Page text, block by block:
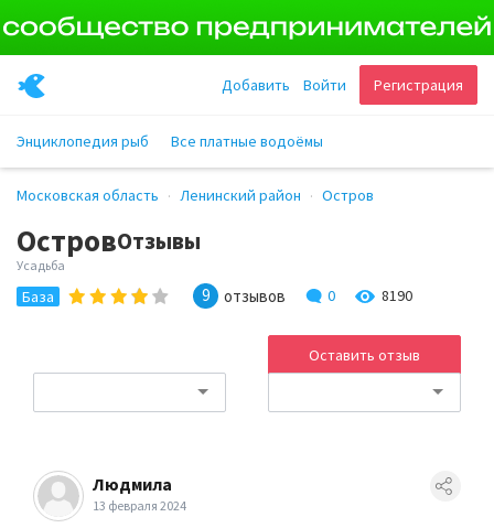
Регистрация
Войти
Добавить
Энциклопедия рыб Все платные водоёмы
Московская область Ленинский район Остров
ОстровОтзывы
Усадьба
База 9 отзывов 0 8190
Оставить отзыв
Людмила
13 февраля 2024